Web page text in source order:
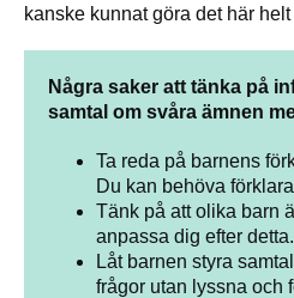
kanske kunnat göra det här helt
Några saker att tänka på
samtal om svåra ämnen
Ta reda på barnens
Du kan behöva
Tänk på att olika barn
anpassa dig efter detta.
Låt barnen styra
frågor utan lyssna och